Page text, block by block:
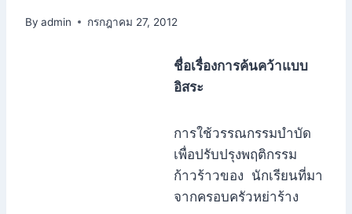
By admin กรกฎาคม 27, 2012
ชื่อเรื่องการค้นคว้าแบบ
อิสระ
การใช้วรรณกรรมบำบัด
เพื่อปรับปรุงพฤติกรรม
ก้าวร้าวของ นักเรียนที่มา
จากครอบครัวหย่าร้าง